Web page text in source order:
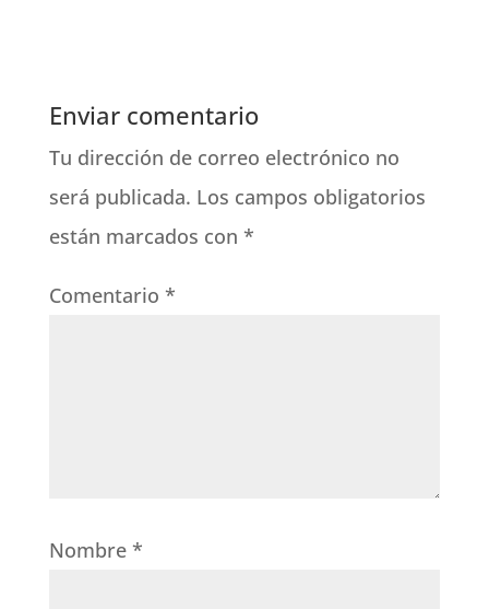
Enviar comentario
Tu dirección de correo electrónico no
será publicada. Los campos obligatorios
están marcados con *
Comentario *
Nombre *